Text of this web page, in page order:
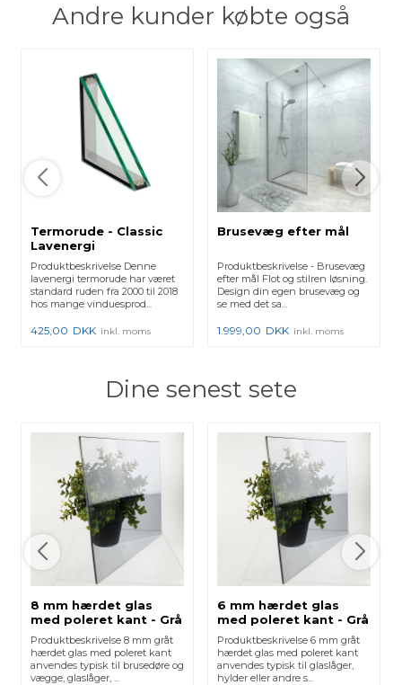
Andre kunder købte også
Termorude - Classic
Lavenergi
Produktbeskrivelse Denne
lavenergi termorude har været
standard ruden fra 2000 til 2018
hos mange vinduesprod...
425,00 DKK inkl. moms
Brusevæg efter mål
Produktbeskrivelse - Brusevæg
efter mål Flot og stilren løsning.
Design din egen brusevæg og
se med det sa...
1.999,00 DKK inkl. moms
Dine senest sete
8 mm hærdet glas
med poleret kant - Grå
Produktbeskrivelse 8 mm gråt
hærdet glas med poleret kant
anvendes typisk til brusedøre og
vægge, glaslåger, ...
6 mm hærdet glas
med poleret kant - Grå
Produktbeskrivelse 6 mm gråt
hærdet glas med poleret kant
anvendes typisk til glaslåger,
hylder eller andre s...